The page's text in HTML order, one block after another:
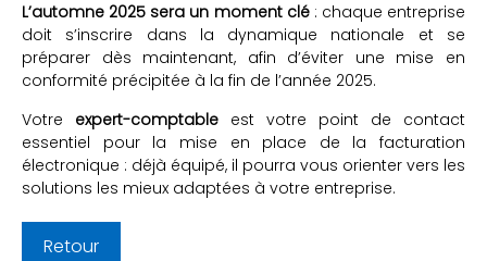
L’automne 2025 sera un moment clé: chaque entreprise
doit s’inscrire dans la dynamique nationale et se
préparer dès maintenant, afin d’éviter une mise en
conformité précipitée à la fin de l’année 2025.
Votre expert-comptable est votre point de contact
essentiel pour la mise en place de la facturation
électronique : déjà équipé, il pourra vous orienter vers les
solutions les mieux adaptées à votre entreprise.
Retour